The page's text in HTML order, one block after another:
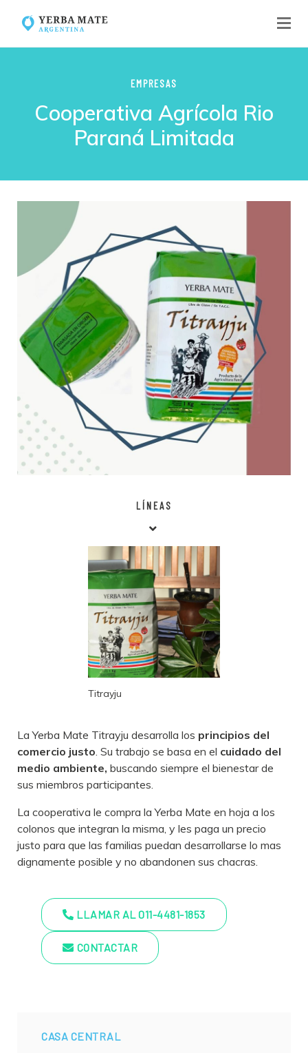
EMPRESAS
Cooperativa Agrícola Rio
Paraná Limitada
LÍNEAS
Titrayju
La Yerba Mate Titrayju desarrolla los principios del
comercio justo. Su trabajo se basa en el cuidado del
medio ambiente, buscando siempre el bienestar de
sus miembros participantes.
La cooperativa le compra la Yerba Mate en hoja a los
colonos que integran la misma, y les paga un precio
justo para que las familias puedan desarrollarse lo mas
dignamente posible y no abandonen sus chacras.
LLAMAR AL 011-4481-1853
CONTACTAR
CASA CENTRAL